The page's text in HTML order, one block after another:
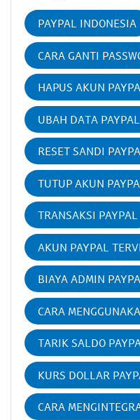
PAYPAL INDONESIA
CARA GANTI
HAPUS AKUN
UBAH DATA PAYPAL
RESET SANDI
TUTUP AKUN
TRANSAKSI PAYPAL
AKUN PAYPAL
BIAYA ADMIN
CARA
TARIK SALDO
KURS DOLLAR
CARA